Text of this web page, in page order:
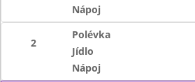
Nápoj
2
Polévka
Jídlo
Nápoj